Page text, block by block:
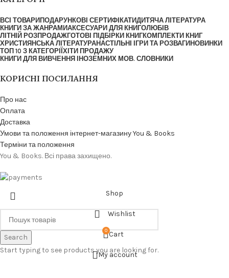
ВСІ ТОВАРИПОДАРУНКОВІ СЕРТИФІКАТИДИТЯЧА ЛІТЕРАТУРА
КНИГИ ЗА ЖАНРАМИАКСЕСУАРИ ДЛЯ КНИГОЛЮБІВ
ЛІТНІЙ РОЗПРОДАЖГОТОВІ ПІДБІРКИ КНИГКОМПЛЕКТИ КНИГ
ХРИСТИЯНСЬКА ЛІТЕРАТУРАНАСТІЛЬНІ ІГРИ ТА РОЗВАГИНОВИНКИ
ТОП 10 З КАТЕГОРІЇХІТИ ПРОДАЖУ
КНИГИ ДЛЯ ВИВЧЕННЯ ІНОЗЕМНИХ МОВ. СЛОВНИКИ
КОРИСНІ ПОСИЛАННЯ
Про нас
Оплата
Доставка
Умови та положення інтернет-магазину You & Books
Терміни та положення
You & Books. Всі права захищено.
Search
Start typing to see products you are looking for.
Shop
Wishlist
0 Cart
My account